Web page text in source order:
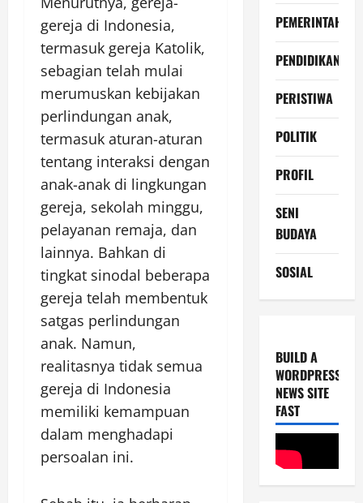
gereja di Indonesia,
termasuk gereja Katolik,
sebagian telah mulai
merumuskan kebijakan
perlindungan anak,
termasuk aturan-aturan
tentang interaksi dengan
anak-anak di lingkungan
gereja, sekolah minggu,
pelayanan remaja, dan
lainnya. Bahkan di
tingkat sinodal beberapa
gereja telah membentuk
satgas perlindungan
anak. Namun,
realitasnya tidak semua
gereja di Indonesia
memiliki kemampuan
dalam menghadapi
persoalan ini.
PEMERINTAH
PENDIDIKAN
PERISTIWA
POLITIK
PROFIL
SENI
BUDAYA
SOSIAL
BUILD A
WORDPRESS
NEWS SITE
FAST